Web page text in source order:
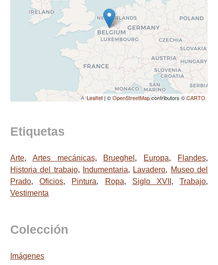
Leaflet| ©OpenStreetMapcontributors ©CARTO
Etiquetas
Arte, Artes mecánicas, Brueghel , Europa, Flandes,
Historia del trabajo, Indumentaria, Lavadero, Museo del
Prado,Oficios, Pintura, Ropa, Siglo XVII ,Trabajo,
Vestimenta
Colección
Imágenes